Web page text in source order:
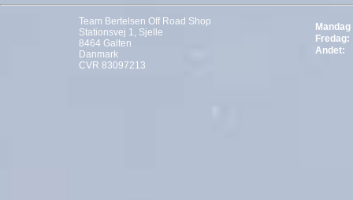
Team Bertelsen Off Road Shop
Stationsvej 1, Sjelle
8464 Galten
Danmark
CVR 83097213
Fredag:
Andet: